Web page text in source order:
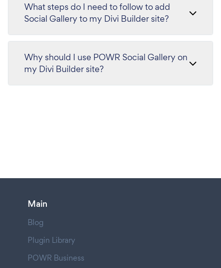
What steps do I need to follow to add
Social Gallery to my Divi Builder site?
Why should I use POWR Social Gallery on
my Divi Builder site?
Main
Blog
Plugin Library
POWR Business